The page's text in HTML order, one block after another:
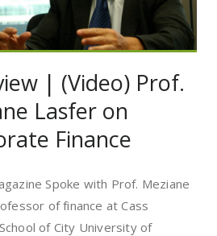
| (Video) Prof.
Lasfer on
Finance
Spoke with Prof. Meziane
of finance at Cass
of City University of